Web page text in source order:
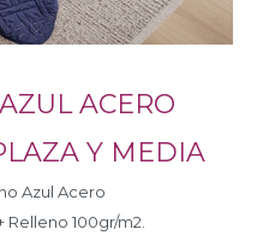
ACERO
Y MEDIA
Azul Acero
100gr/m2.